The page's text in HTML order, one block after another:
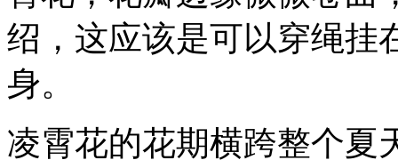
绍，这应该是可以穿绳挂
身。
凌霄花的花期横跨整个夏